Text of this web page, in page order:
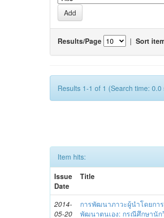
Results/Page | Sort
Results 1-1 of 1 (Search time: 0.0
Item hits:
Issue
Date
Title
2014-
05-20
การพัฒนาภาวะผู้นำโดยกา
พัฒนาตนเอง: กรณีศึกษานัก